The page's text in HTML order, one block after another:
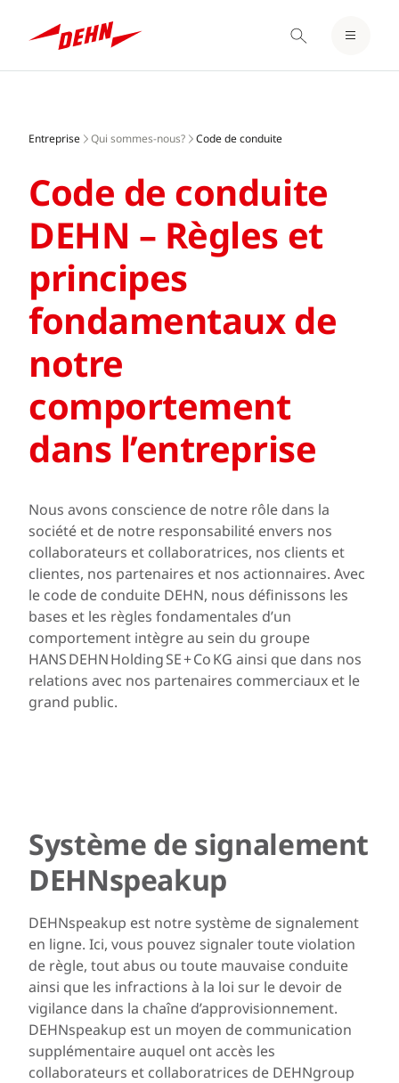
content
LOGIN / REGISTRE
Entreprise Qui sommes-nous? Code de conduite
Code de conduite
DEHN – Règles et
principes
fondamentaux de
notre
comportement
dans l’entreprise
Nous avons conscience de notre rôle dans la
société et de notre responsabilité envers nos
collaborateurs et collaboratrices, nos clients et
clientes, nos partenaires et nos actionnaires. Avec
le code de conduite DEHN, nous définissons les
bases et les règles fondamentales d’un
comportement intègre au sein du groupe
HANS DEHN Holding SE + Co KG ainsi que dans nos
relations avec nos partenaires commerciaux et le
grand public.
Système de signalement
DEHNspeakup
DEHNspeakup est notre système de signalement
en ligne. Ici, vous pouvez signaler toute violation
de règle, tout abus ou toute mauvaise conduite
ainsi que les infractions à la loi sur le devoir de
vigilance dans la chaîne d’approvisionnement.
DEHNspeakup est un moyen de communication
supplémentaire auquel ont accès les
collaborateurs et collaboratrices de DEHNgroup